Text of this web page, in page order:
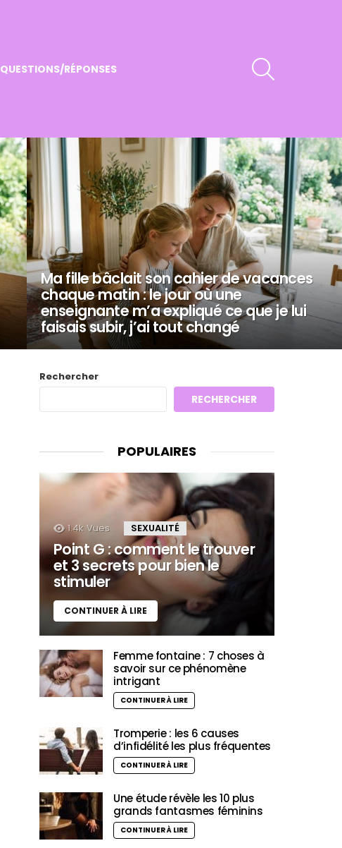
QUESTIONS/RÉPONSES
Ma fille bâclait son cahier de vacances
chaque matin : le jour où une
enseignante m’a expliqué ce que je lui
faisais subir, j’ai tout changé
Rechercher
RECHERCHER
POPULAIRES
1.4k Vues SEXUALITÉ
Point G : comment le trouver
et 3 secrets pour bien le
stimuler
CONTINUER À LIRE
Femme fontaine : 7 choses à
savoir sur ce phénomène
intrigant
CONTINUER À LIRE
Tromperie : les 6 causes
d’infidélité les plus fréquentes
CONTINUER À LIRE
Une étude révèle les 10 plus
grands fantasmes féminins
CONTINUER À LIRE